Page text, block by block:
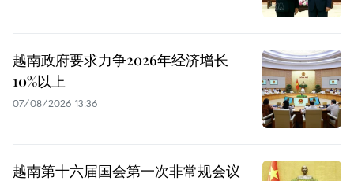
越南政府要求力争2026年经济增长
10%以上
07/08/2026 13:36
越南第十六届国会第一次非常规会议